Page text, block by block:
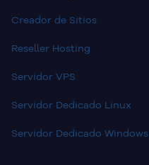
Creador de Sitios
Reseller Hosting
Servidor VPS
Servidor Dedicado Linux
Servidor Dedicado Windows